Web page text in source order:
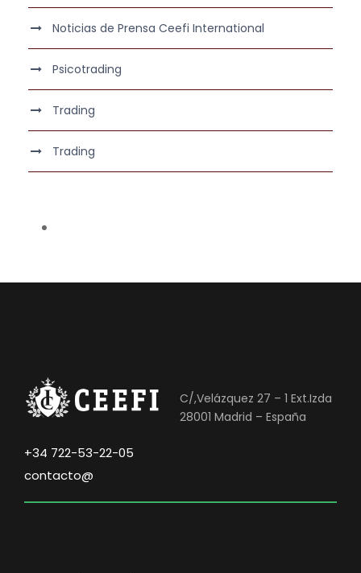
Noticias de Prensa Ceefi International
Psicotrading
Trading
Trading
C/,Velázquez 27 – 1 Ext.Izda
28001 Madrid – España
+34 722-53-22-05
contacto@